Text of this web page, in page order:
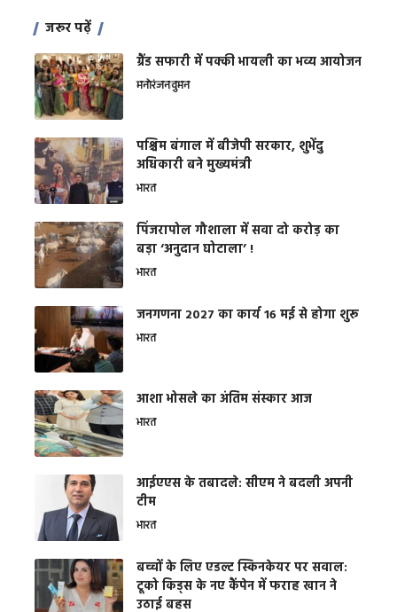
जरूर पढ़ें
ग्रैंड सफारी में पक्की भायली का भव्य आयोजन
मनोरंजनवुमन
पश्चिम बंगाल में बीजेपी सरकार, शुभेंदु
अधिकारी बने मुख्यमंत्री
भारत
​पिंजरापोल गौशाला में सवा दो करोड़ का
बड़ा ‘अनुदान घोटाला’ !
भारत
जनगणना 2027 का कार्य 16 मई से होगा शुरू
भारत
आशा भोसले का अंतिम संस्कार आज
भारत
आईएएस के तबादले: सीएम ने बदली अपनी
टीम
भारत
बच्चों के लिए एडल्ट स्किनकेयर पर सवाल:
टूको किड्स के नए कैंपेन में फराह खान ने
उठाई बहस